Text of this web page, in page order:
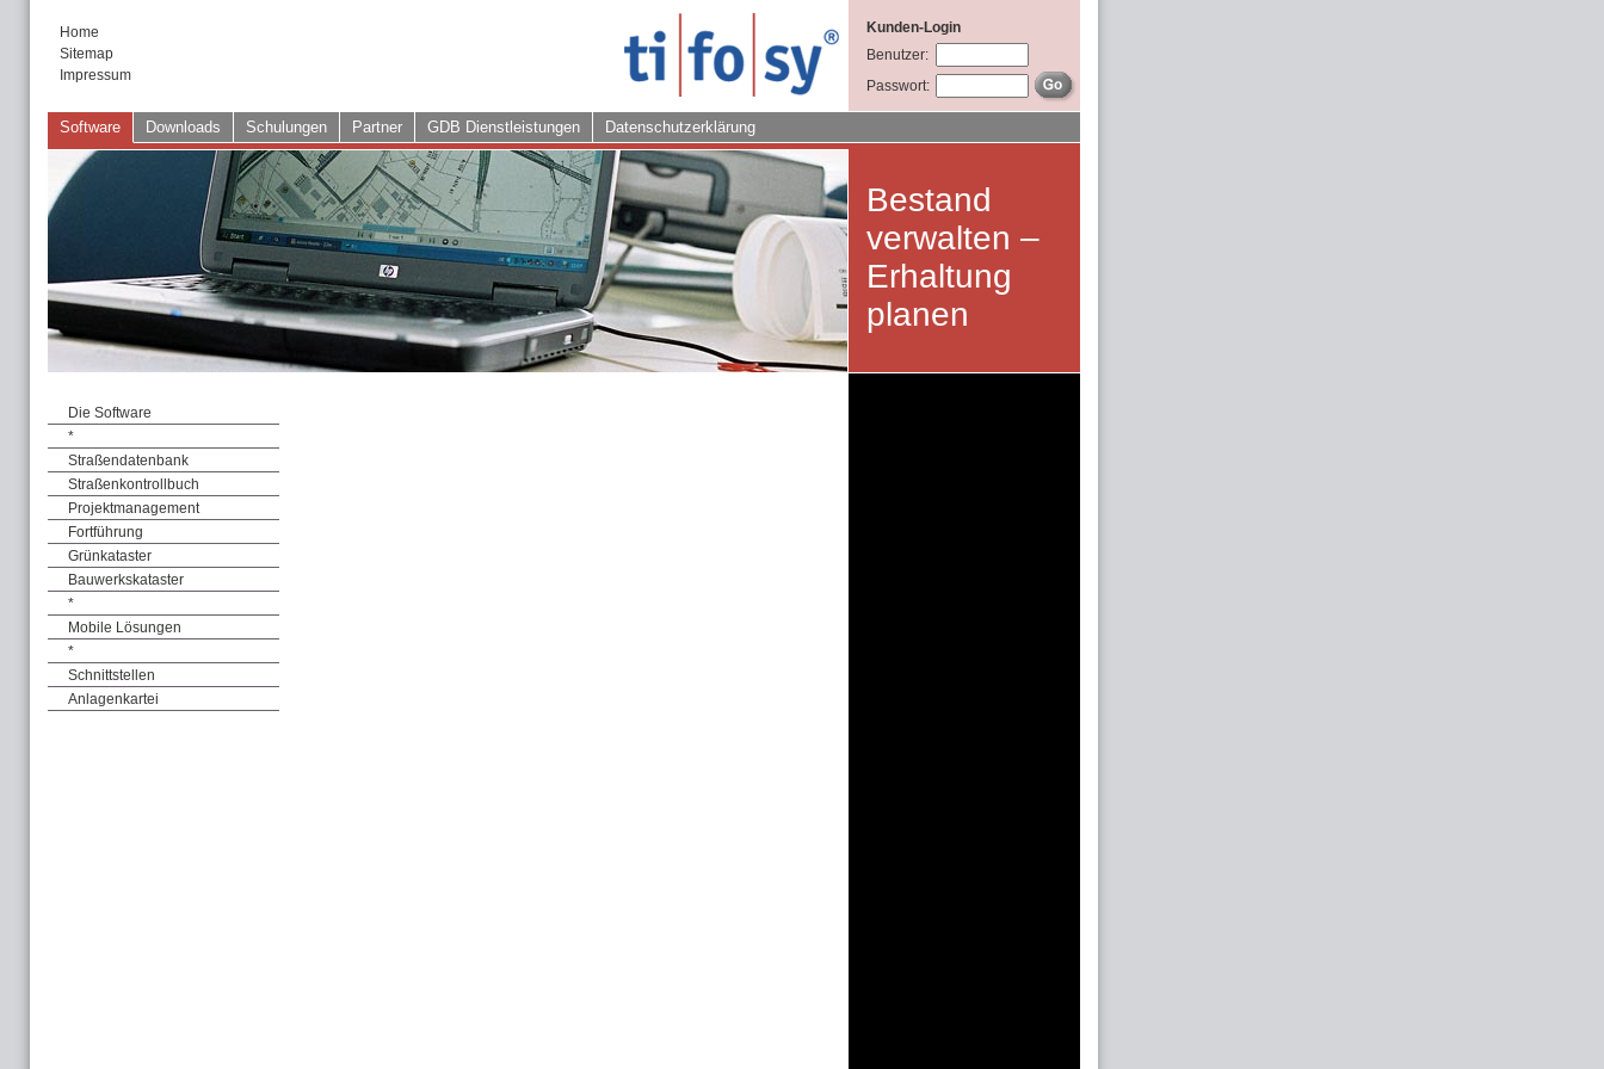
Home
Sitemap
Impressum
Kunden-Login
Benutzer:
Passwort:
Software Downloads Schulungen Partner GDB Dienstleistungen Datenschutzerklärung
Bestand
verwalten –
Erhaltung
planen
Die Software
*
Straßendatenbank
Straßenkontrollbuch
Projektmanagement
Fortführung
Grünkataster
Bauwerkskataster
*
Mobile Lösungen
*
Schnittstellen
Anlagenkartei